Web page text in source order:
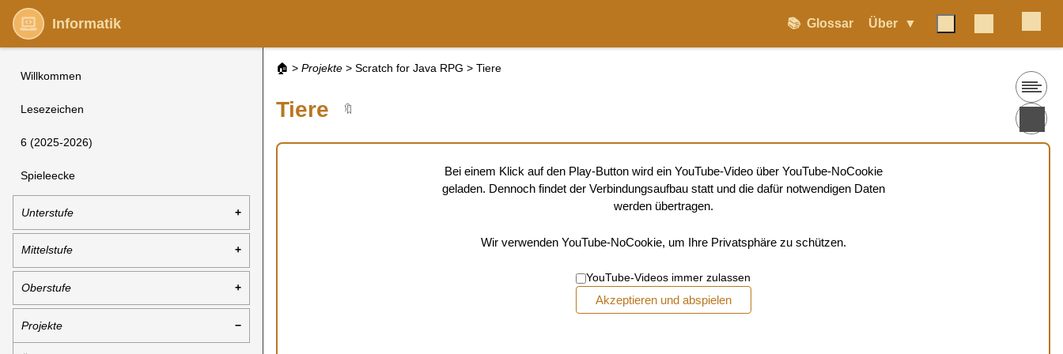
Informatik 📚 Glossar Über
Willkommen
Lesezeichen
6 (2025-2026)
Spieleecke
Unterstufe
Mittelstufe
Oberstufe
Projekte
🏠 > Projekte > Scratch for Java RPG > Tiere
Tiere 🔖
Bei einem Klick auf den Play-Button wird ein YouTube-Video über YouTube-NoCookie
geladen. Dennoch findet der Verbindungsaufbau statt und die dafür notwendigen Daten
werden übertragen.
Wir verwenden YouTube-NoCookie, um Ihre Privatsphäre zu schützen.
YouTube-Videos immer zulassen
Akzeptieren und abspielen